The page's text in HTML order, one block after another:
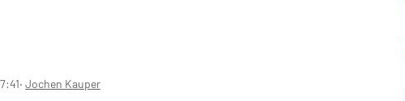
‧ Jochen Kauper